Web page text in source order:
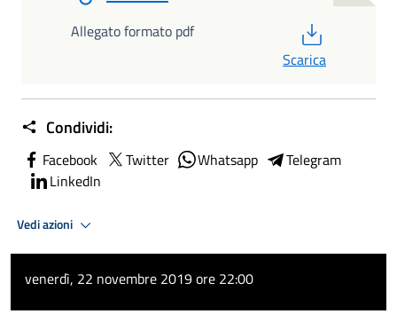
Allegato formato pdf
Scarica
Condividi:
Facebook Twitter Whatsapp
Telegram
LinkedIn
Vedi azioni
venerdì, 22 novembre 2019 ore 22:00